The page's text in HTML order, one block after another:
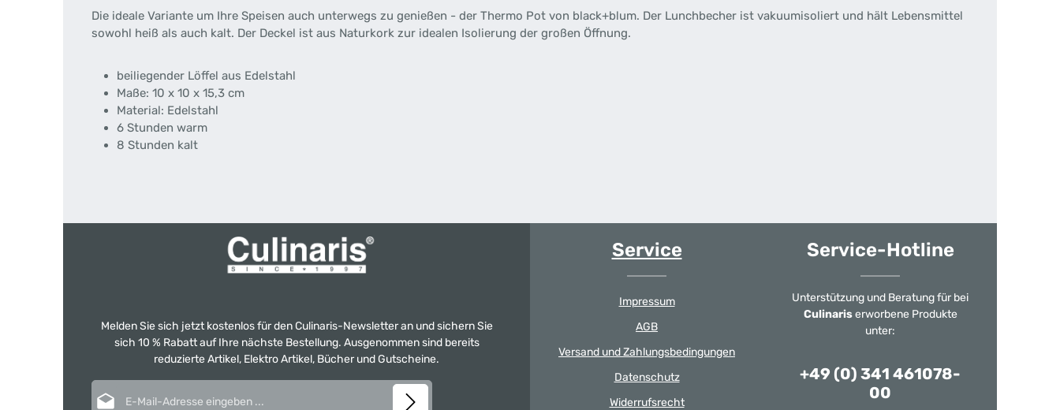
Die ideale Variante um Ihre Speisen auch unterwegs zu genießen - der Thermo Pot von black+blum. Der Lunchbecher ist vakuumisoliert und hält Lebensmittel
sowohl heiß als auch kalt. Der Deckel ist aus Naturkork zur idealen Isolierung der großen Öffnung.
beiliegender Löffel aus Edelstahl
Maße: 10 x 10 x 15,3 cm
Material: Edelstahl
6 Stunden warm
8 Stunden kalt
Melden Sie sich jetzt kostenlos für den Culinaris-Newsletter an und sichern Sie
sich 10 % Rabatt auf Ihre nächste Bestellung. Ausgenommen sind bereits
reduzierte Artikel, Elektro Artikel, Bücher und Gutscheine.
Service
Impressum
AGB
Versand und Zahlungsbedingungen
Datenschutz
Widerrufsrecht
Service-Hotline
Unterstützung und Beratung für bei
Culinariserworbene Produkte
unter:
+49 (0) 341 461078-
00